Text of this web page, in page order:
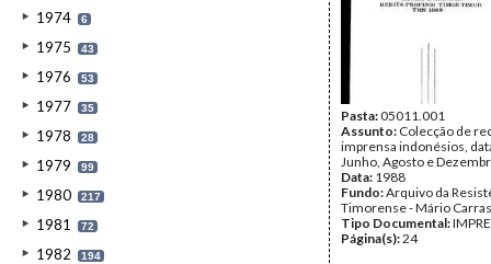
1974 6
1975 43
1976 53
1977 35
1978 28
1979 99
1980 217
1981 72
1982 194
Pasta:05011.001
Assunto: Colecção de
imprensa indonésios,
Junho, Agosto e
Data: 1988
Fundo:Arquivo da
Timorense - Mário
Tipo Documental:
Página(s):24